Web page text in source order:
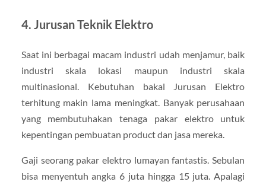
4. Jurusan Teknik Elektro
Saat ini berbagai macam industri udah menjamur, baik
industri skala lokasi maupun industri skala
multinasional. Kebutuhan bakal Jurusan Elektro
terhitung makin lama meningkat. Banyak perusahaan
yang membutuhakan tenaga pakar elektro untuk
kepentingan pembuatan product dan jasa mereka.
Gaji seorang pakar elektro lumayan fantastis. Sebulan
bisa menyentuh angka 6 juta hingga 15 juta. Apalagi